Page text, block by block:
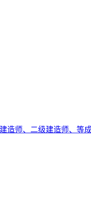
造师、二级建造师、等